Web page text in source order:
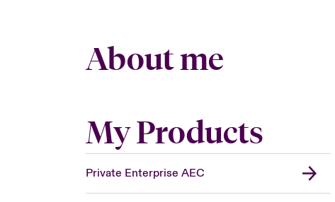
About me
My Products
Private Enterprise AEC